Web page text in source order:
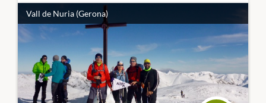
Semana Santa 2024 Raquetas de Nieve en Benasque.Un
una ruta nocturna y un
restaurante de montaña
que te permitirá conocer valle en
toda su dimensión
CÓDIGO VIAJE: 002RES
Vall de Nuria (Gerona)